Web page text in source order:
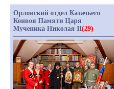
Орловский отдел Казачьего
Конвоя Памяти Царя
Мученика Николая II(29)